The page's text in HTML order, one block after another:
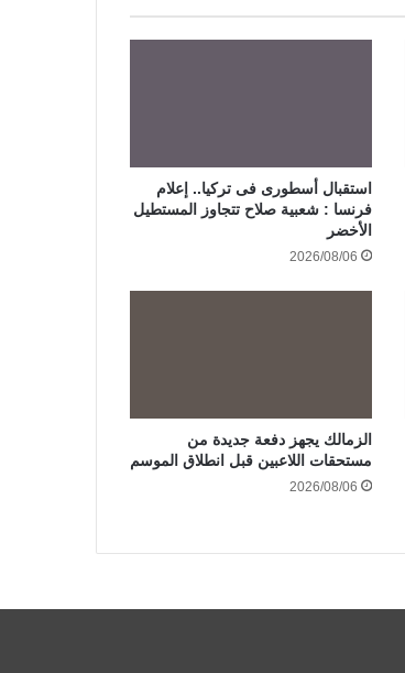
استقبال أسطورى فى تركيا.. إعلام
فرنسا : شعبية صلاح تتجاوز المستطيل
الأخضر
2026/08/06
الزمالك يجهز دفعة جديدة من
مستحقات اللاعبين قبل انطلاق الموسم
2026/08/06